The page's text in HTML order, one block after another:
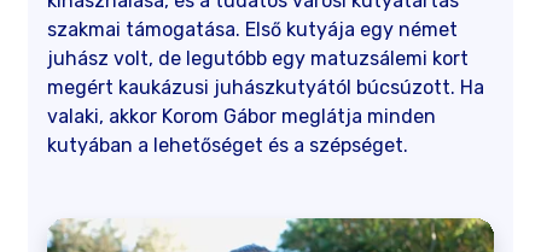
szakmai támogatása. Első kutyája egy német
juhász volt, de legutóbb egy matuzsálemi kort
megért kaukázusi juhászkutyától búcsúzott. Ha
valaki, akkor Korom Gábor meglátja minden
kutyában a lehetőséget és a szépséget.